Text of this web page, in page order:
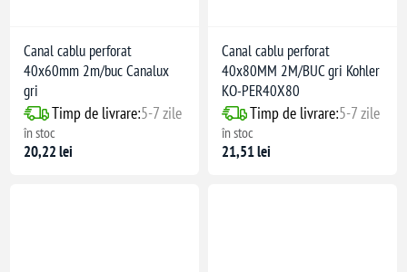
Canal cablu perforat
40x60mm 2m/buc Canalux
gri
Timp de livrare:5-7 zile
în stoc
20,22 lei
Canal cablu perforat
40x80MM 2M/BUC gri Kohler
KO-PER40X80
Timp de livrare:5-7 zile
în stoc
21,51 lei